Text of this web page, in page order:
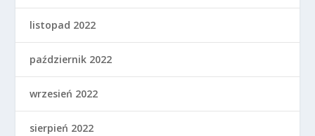
listopad 2022
październik 2022
wrzesień 2022
sierpień 2022